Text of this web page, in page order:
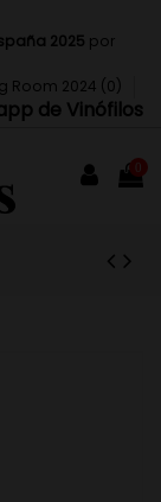
2025 por
Room 2024 (0 )
de Vinófilos
0